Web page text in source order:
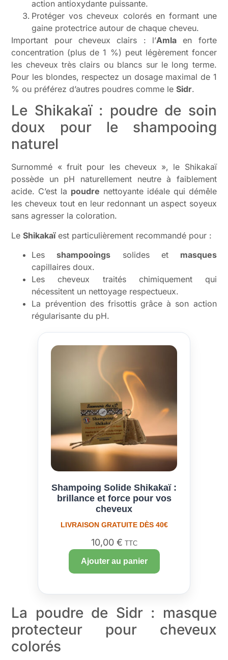
action antioxydante puissante.
Protéger vos cheveux colorés en formant une
gaine protectrice autour de chaque cheveu.
Important pour cheveux clairs : l’Amlaen forte
concentration (plus de 1 %) peut légèrement foncer
les cheveux très clairs ou blancs sur le long terme.
Pour les blondes, respectez un dosage maximal de 1
% ou préférez d’autres poudres comme leSidr.
Le Shikakaï : poudre de soin
doux pour le shampooing
naturel
Surnommé « fruit pour les cheveux », le Shikakaï
possède un pH naturellement neutre à faiblement
acide. C’est la poudre nettoyante idéale qui démêle
les cheveux tout en leur redonnant un aspect soyeux
sans agresser la coloration.
LeShikakaïest particulièrement recommandé pour :
Lesshampooings solides et masques
capillaires doux.
Les cheveux traités chimiquement qui
nécessitent un nettoyage respectueux.
La prévention des frisottis grâce à son action
régularisante du pH.
Shampoing Solide Shikakaï :
brillance et force pour vos
cheveux
LIVRAISON GRATUITE DÈS 40€
10,00 € TTC
Ajouter au panier
La poudre de Sidr : masque
protecteur pour cheveux
colorés